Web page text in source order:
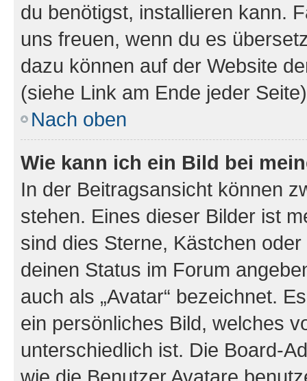
du benötigst, installieren kann.
uns freuen, wenn du es
dazu können auf der Website
(siehe Link am Ende jeder
Nach oben
Wie kann ich ein Bild bei
In der Beitragsansicht können
stehen. Eines dieser Bilder ist
sind dies Sterne, Kästchen
deinen Status im Forum
auch als „Avatar“ bezeichnet.
ein persönliches Bild, welches
unterschiedlich ist. Die Board-